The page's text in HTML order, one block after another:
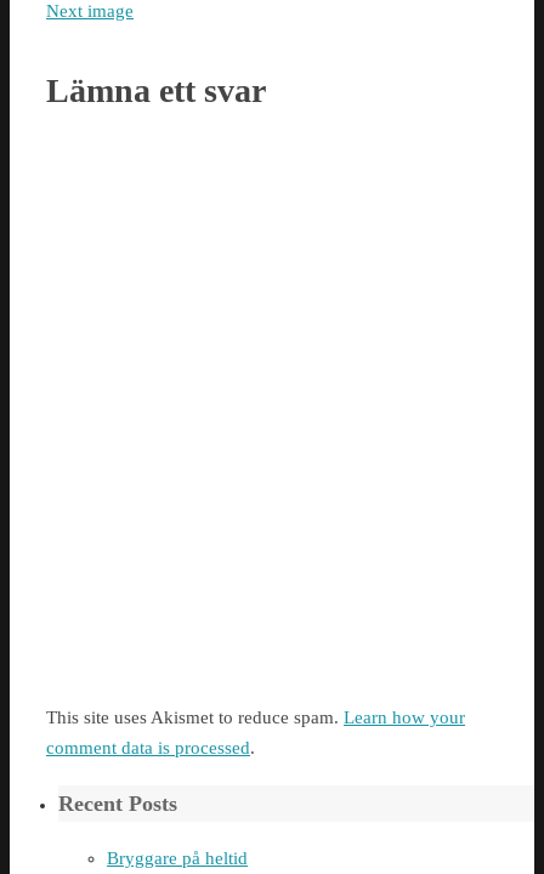
Next image
Lämna ett svar
This site uses Akismet to reduce spam. Learn how your
comment data is processed.
Recent Posts
Bryggare på heltid